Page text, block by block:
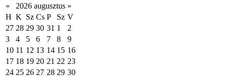
« 2026 augusztus »
H K Sz Cs P Sz V
27 28 29 30 31 1
2
3
4 5 6 7 8
9
10 11 12 13 14 15 16
17 18 19 20 21 22 23
24 25 26 27 28 29 30